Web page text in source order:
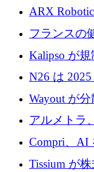
導スタート
ARX
を設立し、
フランスの
ユーロの資
Kalipso が
るために
N26 は
達成
Wayout が
プラットフ
ーロを調達
アルメトラ
ためにシリ
Compri、AI
320 万ユー
Tissium が